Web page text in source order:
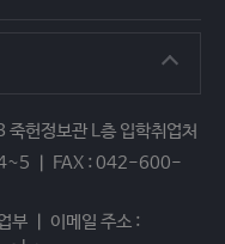
헌정보관 L층 입학취업처
ㅣ FAX : 042-600-
부 ㅣ 이메일 주소 :